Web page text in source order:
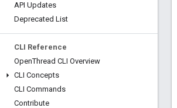
API Updates
Deprecated List
CLI Reference
OpenThread CLI Overview
CLI Concepts
CLI Commands
Contribute